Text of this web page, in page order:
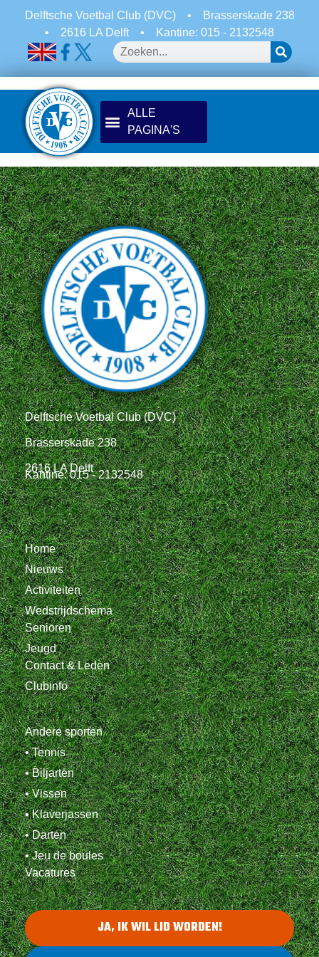
Delftsche Voetbal Club (DVC) •
Brasserskade 238
•
2616 LA Delft • Kantine: 015 - 2132548
Delftsche Voetbal Club (DVC)
Brasserskade 238
2616 LA Delft
Kantine: 015 - 2132548
Home
Nieuws
Activiteiten
Wedstrijdschema
Senioren
Jeugd
Contact & Leden
Clubinfo
Andere sporten
• Tennis
• Biljarten
• Vissen
• Klaverjassen
• Darten
• Jeu de boules
Vacatures
JA, IK WIL LID WORDEN!